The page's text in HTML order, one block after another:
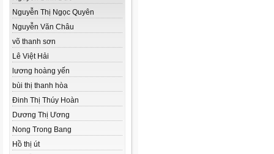
Nguyễn Thị Ngọc Quyên
Nguyễn Văn Châu
võ thanh sơn
Lê Việt Hải
lương hoàng yến
bùi thị thanh hòa
Đinh Thị Thúy Hoàn
Dương Thị Ương
Nong Trong Bang
Hồ thị út